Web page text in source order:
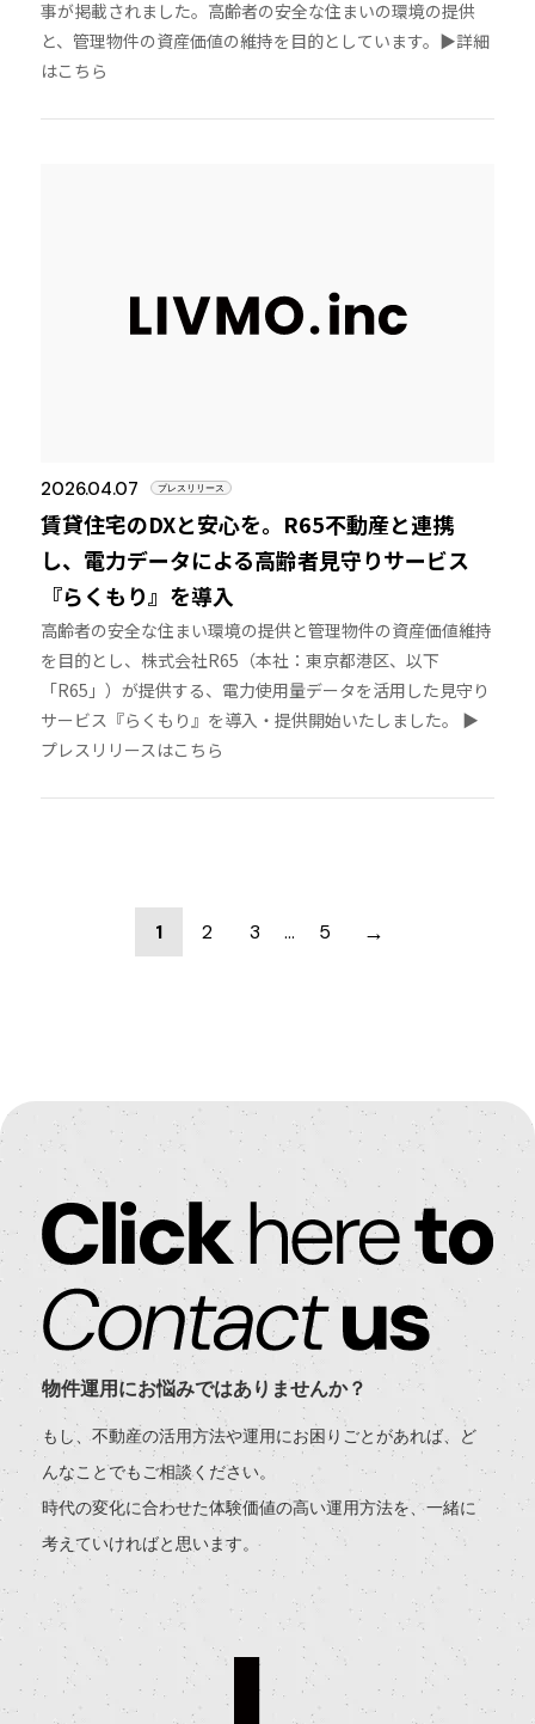
事が掲載されました。高齢者の安全な住まいの環境の提供
と、管理物件の資産価値の維持を目的としています。▶︎詳細
はこちら
2026.04.07 プレスリリース
賃貸住宅のDXと安心を。R65不動産と連携
し、電力データによる高齢者見守りサービス
『らくもり』を導入
高齢者の安全な住まい環境の提供と管理物件の資産価値維持
を目的とし、株式会社R65（本社：東京都港区、以下
「R65」）が提供する、電力使用量データを活用した見守り
サービス『らくもり』を導入・提供開始いたしました。 ▶︎
プレスリリースはこちら
1 2 3 … 5 →
物件運用にお悩みではありませんか？
もし、不動産の活用方法や運用にお困りごとがあれば、ど
んなことでもご相談ください。
時代の変化に合わせた体験価値の高い運用方法を、一緒に
考えていければと思います。